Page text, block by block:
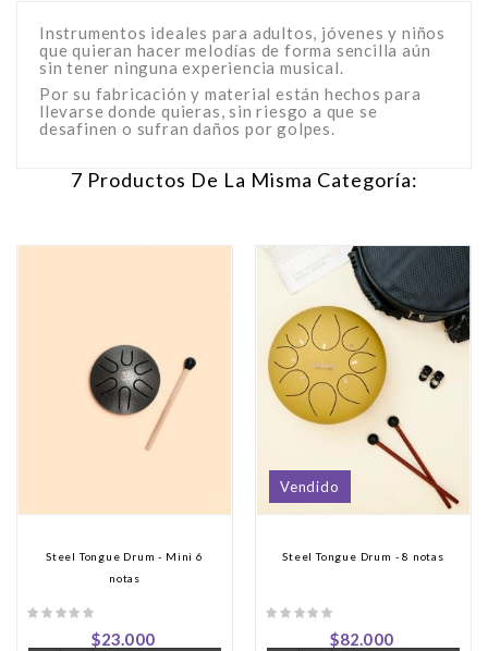
Instrumentos ideales para adultos, jóvenes y niños
que quieran hacer melodías de forma sencilla aún
sin tener ninguna experiencia musical.
Por su fabricación y material están hechos para
llevarse donde quieras, sin riesgo a que se
desafinen o sufran daños por golpes.
7 Productos De La Misma Categoría:
Steel Tongue Drum - Mini 6
notas
Precio
$23.000
Vendido
Steel Tongue Drum - 8 notas
Precio
$82.000